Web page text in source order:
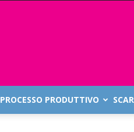
PROCESSO PRODUTTIVO